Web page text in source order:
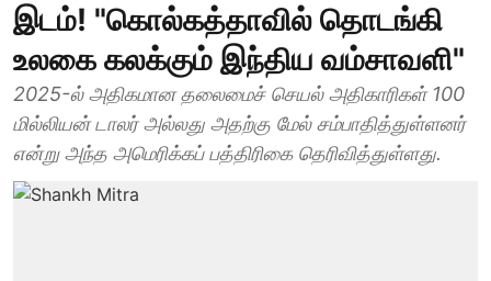
இடம்! "கொல்கத்தாவில் தொடங்கி
உலகை கலக்கும் இந்திய வம்சாவளி"
2025-ல் அதிகமான தலைமைச் செயல் அதிகாரிகள் 100
மில்லியன் டாலர் அல்லது அதற்கு மேல் சம்பாதித்துள்ளனர்
என்று அந்த அமெரிக்கப் பத்திரிகை தெரிவித்துள்ளது.